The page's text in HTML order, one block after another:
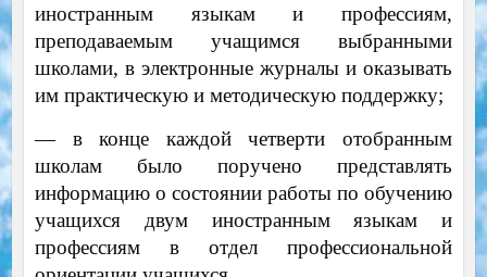
иностранным языкам и профессиям,
преподаваемым учащимся выбранными
школами, в электронные журналы и оказывать
им практическую и методическую поддержку;
— в конце каждой четверти отобранным
школам было поручено представлять
информацию о состоянии работы по обучению
учащихся двум иностранным языкам и
профессиям в отдел профессиональной